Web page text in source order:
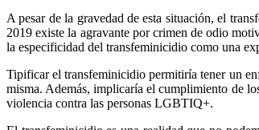
A pesar de la gravedad de esta situación, el
2019 existe la agravante por crimen de odio
la especificidad del transfeminicidio como una
Tipificar el transfeminicidio permitiría tener un
misma. Además, implicaría el cumplimiento de
violencia contra las personas LGBTIQ+.